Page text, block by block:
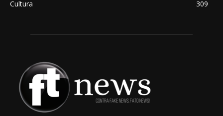
Cultura
309